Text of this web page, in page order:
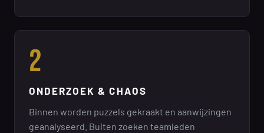
2
ONDERZOEK & CHAOS
Binnen worden puzzels gekraakt en aanwijzingen
geanalyseerd. Buiten zoeken teamleden